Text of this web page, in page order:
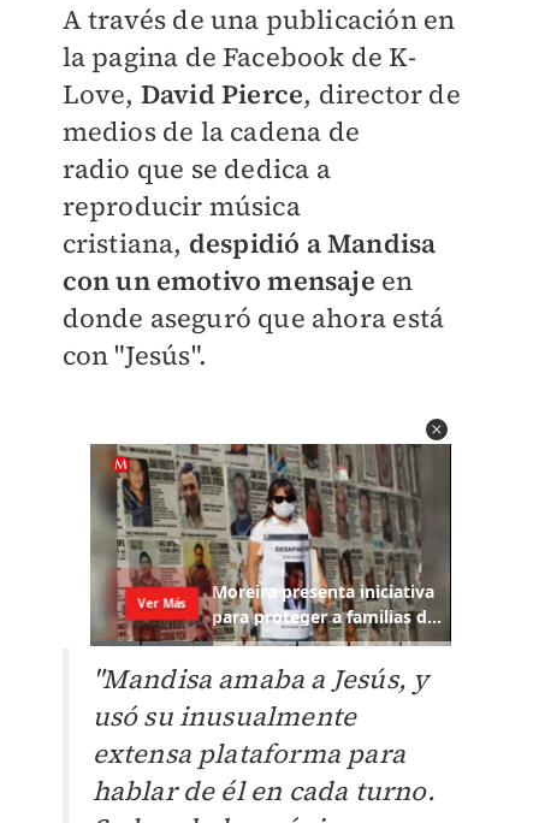
A través de una publicación en
la pagina de Facebook de K-
Love, David Pierce, director de
medios de la cadena de
radio que se dedica a
reproducir música
cristiana, despidió aMandisa
con un emotivo mensaje en
donde aseguró que ahora está
con "Jesús".
"Mandisa amaba a Jesús, y
usó su inusualmente
extensa plataforma para
hablar de él en cada turno.